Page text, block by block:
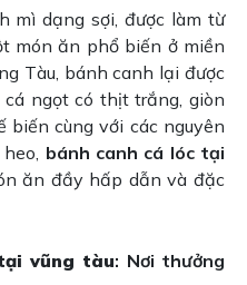
mì dạng sợi, được làm từ
món ăn phổ biến ở miền
Tàu, bánh canh lại được
ngọt có thịt trắng, giòn
biến cùng với các nguyên
bánh canh cá lóc tại
ăn đầy hấp dẫn và đặc
vũng tàu: Nơi thưởng